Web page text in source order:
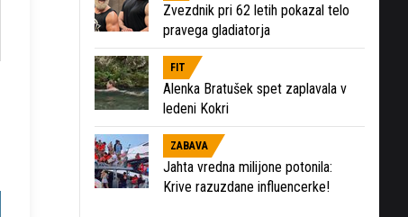
Zvezdnik pri 62 letih pokazal telo
pravega gladiatorja
FIT
Alenka Bratušek spet zaplavala v
ledeni Kokri
ZABAVA
Jahta vredna milijone potonila:
Krive razuzdane influencerke!